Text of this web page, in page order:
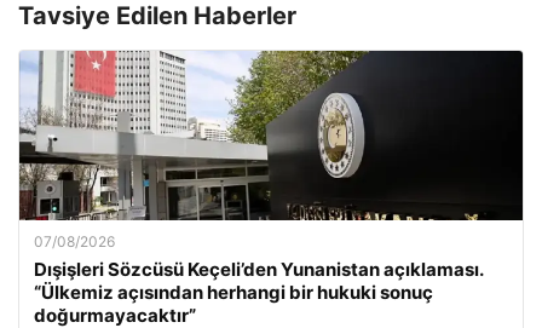
Tavsiye Edilen Haberler
07/08/2026
Dışişleri Sözcüsü Keçeli’den Yunanistan açıklaması.
“Ülkemiz açısından herhangi bir hukuki sonuç
doğurmayacaktır”